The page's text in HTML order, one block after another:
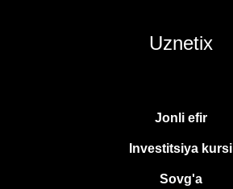
Uznetix
Jonli efir
Investitsiya kursi
Sovg'a